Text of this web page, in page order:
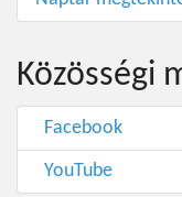
Közösségi
Facebook
YouTube